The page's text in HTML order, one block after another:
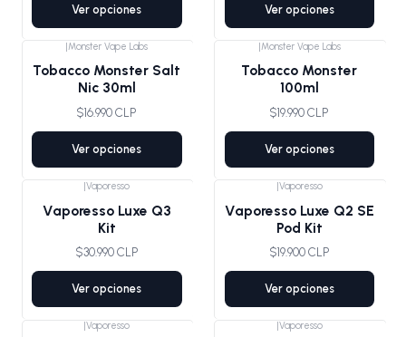
Ver opciones Ver opciones
|Monster Vape Labs
Tobacco Monster Salt
Nic 30ml
$16.990 CLP
Ver opciones
|Monster Vape Labs
Tobacco Monster
100ml
$19.990 CLP
Ver opciones
|Vaporesso
Vaporesso Luxe Q3
Kit
$30.990 CLP
Ver opciones
Vaporesso
Vaporesso Luxe Q2 SE
Pod Kit
$19.900 CLP
Ver opciones
|Vaporesso Vaporesso